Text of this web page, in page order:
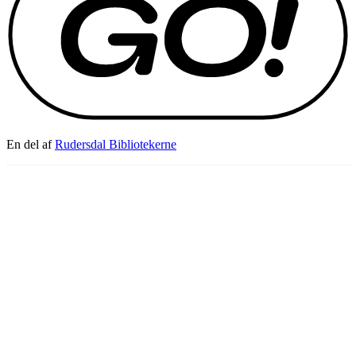
En del af Rudersdal Bibliotekerne